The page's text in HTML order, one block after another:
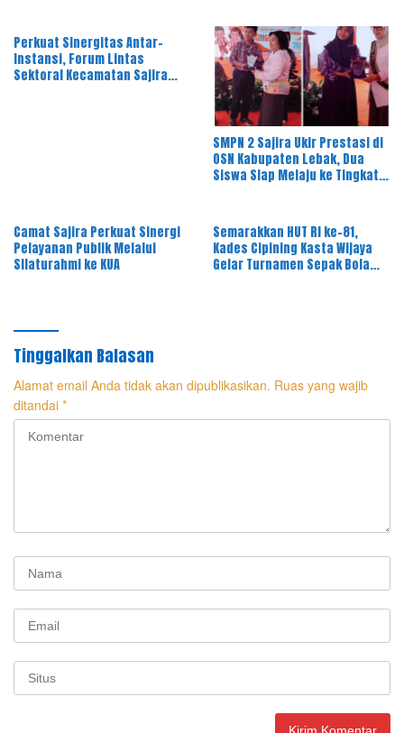
Perkuat Sinergitas Antar-
Instansi, Forum Lintas
Sektoral Kecamatan Sajira
SMPN 2 Sajira Ukir Prestasi di
OSN Kabupaten Lebak, Dua
Siswa Siap Melaju ke Tingkat
Camat Sajira Perkuat Sinergi
Pelayanan Publik Melalui
Silaturahmi ke KUA
Semarakkan HUT RI ke-81,
Kades Cipining Kasta Wijaya
Gelar Turnamen Sepak Bola
Tinggalkan Balasan
Alamat email Anda tidak akan dipublikasikan. Ruas yang wajib
ditandai *